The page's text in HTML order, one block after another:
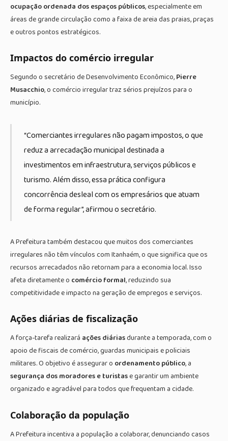
ocupação ordenada dos espaços públicos, especialmente em
áreas de grande circulação como a faixa de areia das praias, praças
e outros pontos estratégicos.
Impactos do comércio irregular
Segundo o secretário de Desenvolvimento Econômico,Pierre
Musacchio, o comércio irregular traz sérios prejuízos para o
município.
“Comerciantes irregulares não pagam impostos, o que
reduz a arrecadação municipal destinada a
investimentos em infraestrutura, serviços públicos e
turismo. Além disso, essa prática configura
concorrência desleal com os empresários que atuam
de forma regular”, afirmou o secretário.
A Prefeitura também destacou que muitos dos comerciantes
irregulares não têm vínculos com Itanhaém, o que significa que os
recursos arrecadados não retornam para a economia local. Isso
afeta diretamente o comércio formal, reduzindo sua
competitividade e impacto na geração de empregos e serviços.
Ações diárias de fiscalização
A força-tarefa realizará ações diáriasdurante a temporada, com o
apoio de fiscais de comércio, guardas municipais e policiais
militares. O objetivo é assegurar o ordenamento público, a
segurança dos moradores e turistase garantir um ambiente
organizado e agradável para todos que frequentam a cidade.
Colaboração da população
A Prefeitura incentiva a população a colaborar, denunciando casos